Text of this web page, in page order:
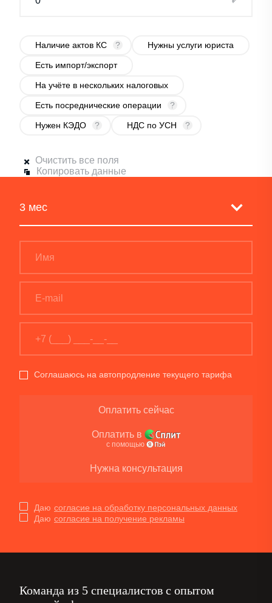
Наличие актов КС ? Нужны услуги юриста
Есть импорт/экспорт
На учёте в нескольких налоговых
Есть посреднические операции ?
Нужен КЭДО ? НДС по УСН ?
Очистить все поля
Копировать данные
Соглашаюсь на автопродление текущего тарифа
Оплатить сейчас
Оплатить в
с помощью
Нужна консультация
Даю согласие на обработку персональных данных
Даю согласие на получение рекламы
Команда из 5 специалистов с опытом